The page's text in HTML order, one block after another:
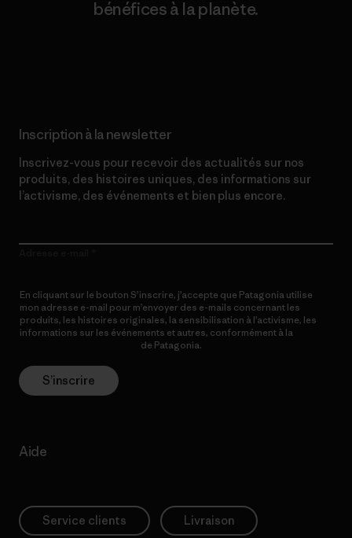
bénéfices à la planète.
Inscription à la newsletter
Inscrivez-vous pour recevoir des actualités sur nos
produits, des histoires uniques, des informations sur
l’activisme, des événements et bien plus encore.
En cliquant sur le bouton S’inscrire, j’accepte que Patagonia utilise
mon adresse e-mail pour m’envoyer des e-mails concernant les
produits, les histoires originales, la sensibilisation à l’activisme, les
informations sur les événements et autres, conformément à la
de Patagonia.
S’inscrire
Aide
Service clients Livraison